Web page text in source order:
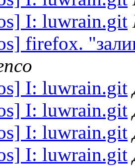
I: luwrain.git
firefox.
I: luwrain.git
I: luwrain.git
I: luwrain.git
I: luwrain.git